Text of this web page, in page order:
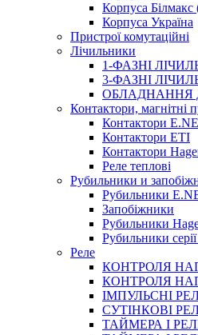
Корпуса Білмакс
Корпуса Україна
Пристрої комутаційні
Лічильники
1-ФАЗНІ
3-ФАЗНІ
ОБЛАДНАННЯ
Контактори, магнітні
Контактори
Контактори ETI
Контактори
Реле теплові
Рубильники и
Рубильники
Запобіжники
Рубильники
Рубильники
Реле
КОНТРОЛЯ
КОНТРОЛЯ
ІМПУЛЬСНІ
СУТІНКОВІ
ТАЙМЕРА І